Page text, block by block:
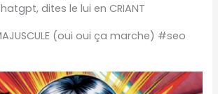
dites le lui en CRIANT
(oui oui ça marche) #seo